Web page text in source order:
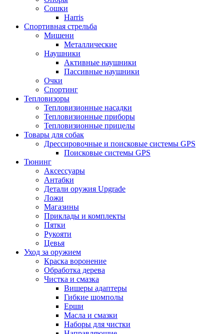
Сошки
Harris
Спортивная стрельба
Мишени
Металлические
Наушники
Активные наушники
Пассивные наушники
Очки
Спортинг
Тепловизоры
Тепловизионные насадки
Тепловизионные приборы
Тепловизионные прицелы
Товары для собак
Дрессировочные и поисковые системы GPS
Поисковые системы GPS
Тюнинг
Аксессуары
Антабки
Детали оружия Upgrade
Ложи
Магазины
Приклады и комплекты
Пятки
Рукояти
Цевья
Уход за оружием
Краска воронение
Обработка дерева
Чистка и смазка
Вишеры адаптеры
Гибкие шомполы
Ерши
Масла и смазки
Наборы для чистки